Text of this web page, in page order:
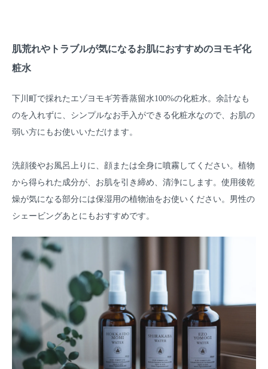
肌荒れやトラブルが気になるお肌におすすめのヨモギ化
粧水
下川町で採れたエゾヨモギ芳香蒸留水100%の化粧水。余計なも
のを入れずに、シンプルなお手入ができる化粧水なので、お肌の
弱い方にもお使いいただけます。
洗顔後やお風呂上りに、顔または全身に噴霧してください。植物
から得られた成分が、お肌を引き締め、清浄にします。使用後乾
燥が気になる部分には保湿用の植物油をお使いください。男性の
シェービングあとにもおすすめです。